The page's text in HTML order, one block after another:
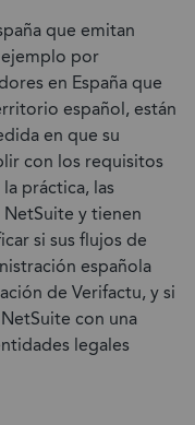
que emitan
ejemplo por
en España que
español, están
en que su
con los requisitos
práctica, las
y tienen
si sus flujos de
española
de Verifactu, y si
con una
legales